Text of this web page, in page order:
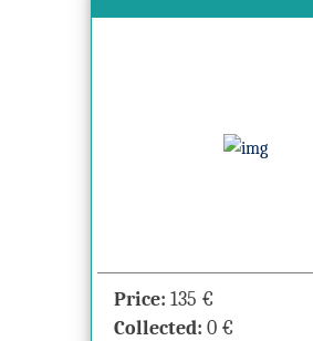
Price: 135 €
Collected: 0 €